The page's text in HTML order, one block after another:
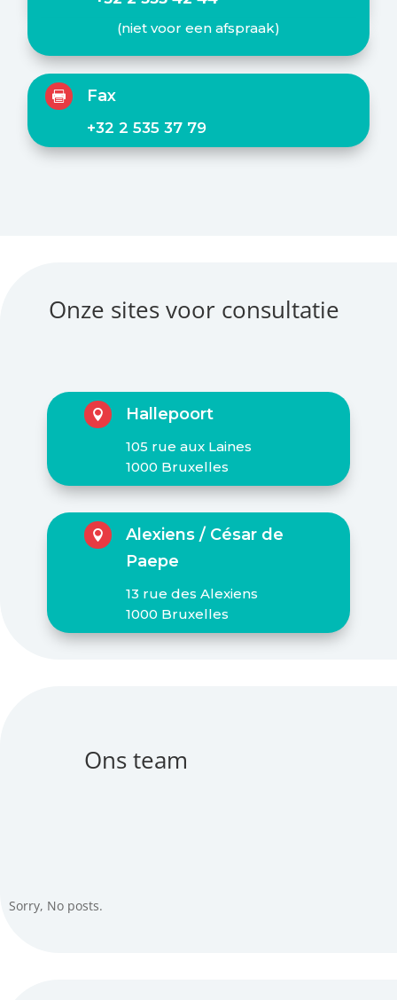
(niet voor een afspraak)
 Fax
+32 2 535 37 79
Onze sites voor consultatie
 Hallepoort
105 rue aux Laines
1000 Bruxelles

Alexiens / César de
Paepe
13 rue des Alexiens
1000 Bruxelles
Ons team
Sorry, No posts.